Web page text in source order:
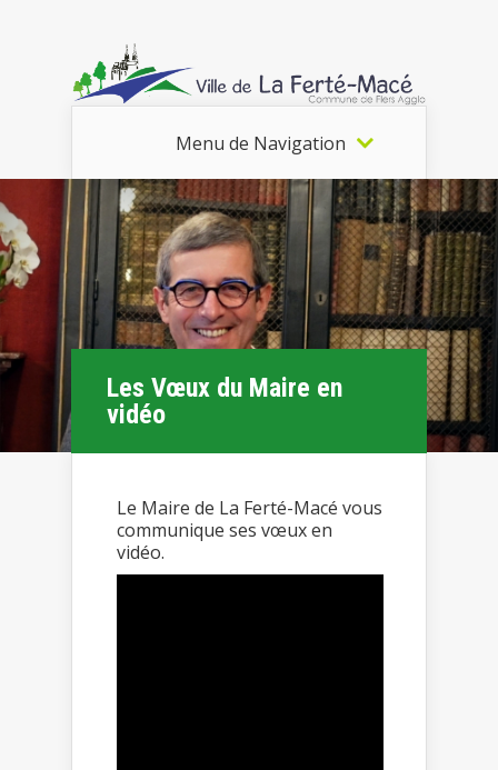
Menu de Navigation
Les Vœux du Maire en
vidéo
Le Maire de La Ferté-Macé vous
communique ses vœux en
vidéo.